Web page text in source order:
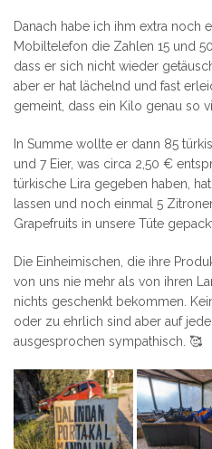
Danach habe ich ihm extra noch
Mobiltelefon die Zahlen 15 und
dass er sich nicht wieder
aber er hat lächelnd und fast
gemeint, dass ein Kilo genau so
In Summe wollte er dann 85
und 7 Eier, was circa 2,50 €
türkische Lira gegeben haben,
lassen und noch einmal 5
Grapefruits in unsere Tüte
Die Einheimischen, die ihre
von uns nie mehr als von ihren
nichts geschenkt bekommen.
oder zu ehrlich sind aber auf
ausgesprochen sympathisch. 🥰